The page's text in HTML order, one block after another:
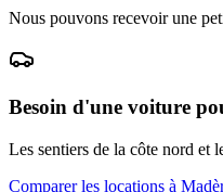
Nous pouvons recevoir une
Besoin d'une voiture
Les sentiers de la côte nord et
Comparer les locations à